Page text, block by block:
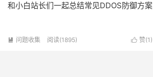
和小白站长们一起总结常见DDOS防御方案
 赞(1 )
 问题收集 阅读(1895)